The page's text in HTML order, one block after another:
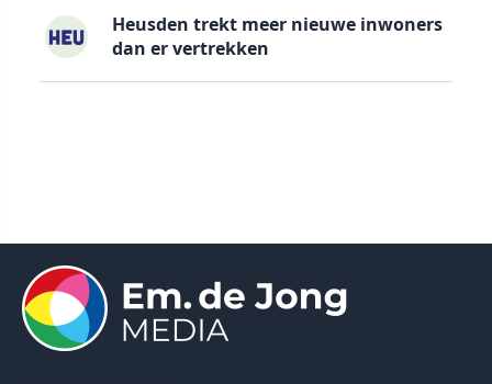
Heusden trekt meer nieuwe inwoners
dan er vertrekken